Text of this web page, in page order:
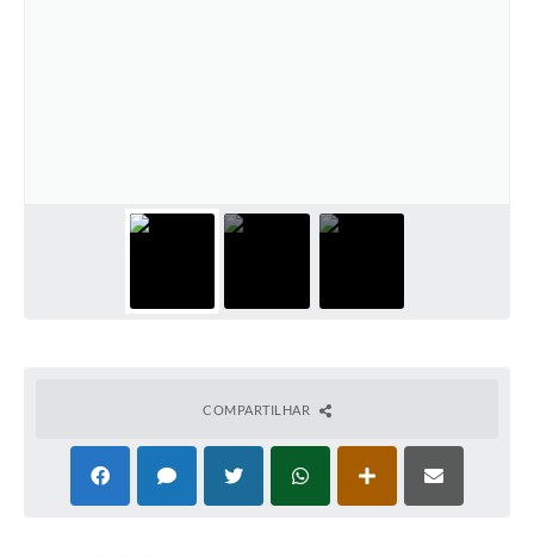
COMPARTILHAR